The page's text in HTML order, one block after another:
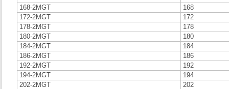
168-2MGT
168
172-2MGT
172
178-2MGT
178
180-2MGT
180
184-2MGT
184
186-2MGT
186
192-2MGT
192
194-2MGT
194
202-2MGT
202